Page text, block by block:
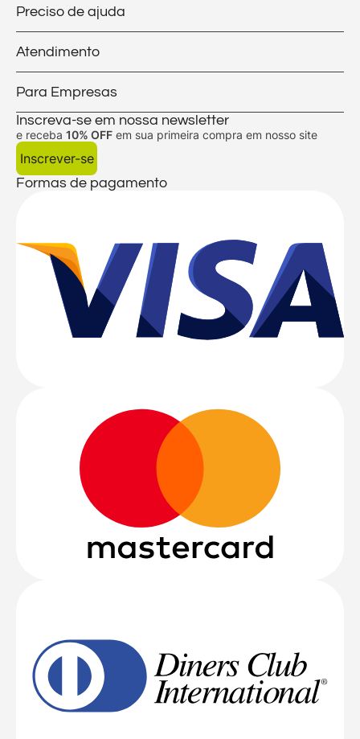
Preciso de ajuda
Atendimento
Para Empresas
Inscreva-se em nossa newsletter
e receba 10% OFF em sua primeira compra em nosso site
Inscrever-se
Formas de pagamento